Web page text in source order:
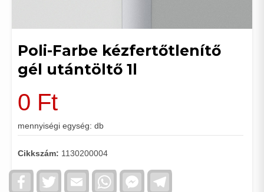
Poli-Farbe kézfertőtlenítő
gél utántöltő 1l
0 Ft
mennyiségi egység: db
Cikkszám: 1130200004
FacebookTwitter Email WhatsAppFacebook
Messenger